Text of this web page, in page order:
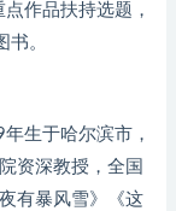
作品扶持选题，
书。
生于哈尔滨市，
资深教授，全国
有暴风雪》《这